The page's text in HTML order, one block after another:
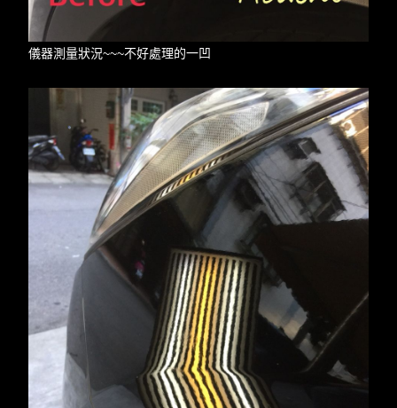
儀器測量狀況~~~不好處理的一凹